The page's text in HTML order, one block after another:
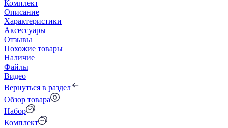
Комплект
Описание
Характеристики
Аксессуары
Отзывы
Похожие товары
Наличие
Файлы
Видео
Вернуться в раздел
Обзор товара
Набор
Комплект